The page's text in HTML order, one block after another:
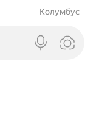
Колумбус